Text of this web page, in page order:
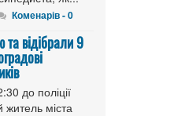
Коменарів - 0
відібрали 9
до поліції
житель міста